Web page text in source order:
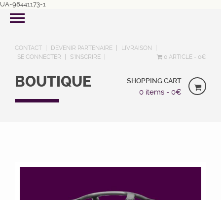
UA-98441173-1
CONTACT DEVENIR PARTENAIRE
LIVRAISON
SE CONNECTER
S’INSCRIRE 0 ARTICLE 0€
BOUTIQUE SHOPPING CART
0 items - 0€